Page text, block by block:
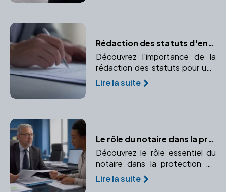
Rédaction des statuts d'entreprise : les règles à respecter
Découvrez l'importance de la
rédaction des statuts pour une
entreprise et pourquoi faire
appel à un notaire garantit leur
Lire la suite
Le rôle du notaire dans la protection juridique
Découvrez le rôle essentiel du
notaire dans la protection de
vos droits et la sécurité de vos
proches. Un expert pour
Lire la suite